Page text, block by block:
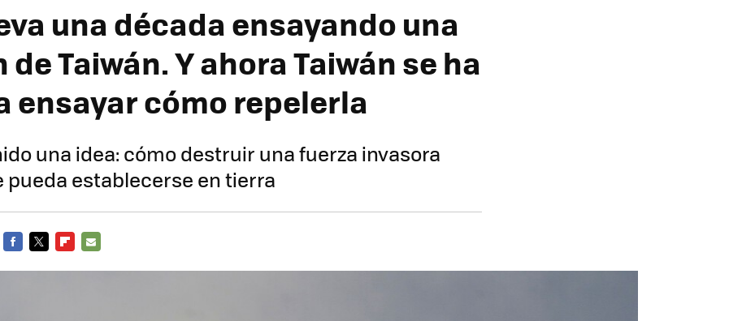
una década ensayando una
Taiwán. Y ahora Taiwán se ha
ensayar cómo repelerla
una idea: cómo destruir una fuerza invasora
pueda establecerse en tierra